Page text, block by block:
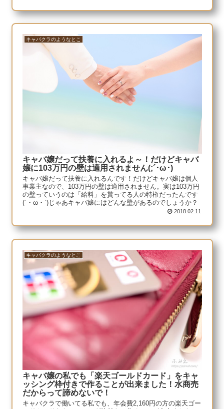
キャバクラのようなとこ
キャバ嬢だって扶養に入れるよ～！だけどキャバ
嬢に103万円の壁は適用されません(;´･ω･)
キャバ嬢だって扶養に入れるんです！だけどキャバ嬢は個人
事業主なので、103万円の壁は適用されません。実は103万円
の壁っていうのは「給料」を貰ってる人の特権だったんです
(´・ω・`)じゃあキャバ嬢にはどんな壁があるのでしょうか？
2018.02.11
キャバクラのようなとこ
キャバ嬢の私でも「楽天ゴールドカード」をキャ
ッシング枠付きで作ることが出来ました！水商売
だからって諦めないで！
キャバクラで働いてる私でも、年会費2,160円の方の楽天ゴー